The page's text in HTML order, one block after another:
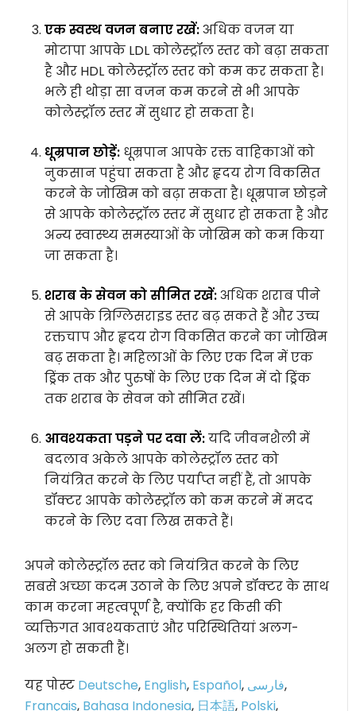
एक स्वस्थ वजन बनाए रखें:अधिक वजन या
मोटापा आपके LDL कोलेस्ट्रॉल स्तर को बढ़ा सकता
है और HDL कोलेस्ट्रॉल स्तर को कम कर सकता है।
भले ही थोड़ा सा वजन कम करने से भी आपके
कोलेस्ट्रॉल स्तर में सुधार हो सकता है।
धूम्रपान छोड़ें: धूम्रपान आपके रक्त वाहिकाओं को
नुकसान पहुंचा सकता है और हृदय रोग विकसित
करने के जोखिम को बढ़ा सकता है। धूम्रपान छोड़ने
से आपके कोलेस्ट्रॉल स्तर में सुधार हो सकता है और
अन्य स्वास्थ्य समस्याओं के जोखिम को कम किया
जा सकता है।
शराब के सेवन को सीमित रखें:अधिक शराब पीने
से आपके त्रिग्लिसराइड स्तर बढ़ सकते हैं और उच्च
रक्तचाप और हृदय रोग विकसित करने का जोखिम
बढ़ सकता है। महिलाओं के लिए एक दिन में एक
ड्रिंक तक और पुरुषों के लिए एक दिन में दो ड्रिंक
तक शराब के सेवन को सीमित रखें।
आवश्यकता पड़ने पर दवा लें:यदि जीवनशैली में
बदलाव अकेले आपके कोलेस्ट्रॉल स्तर को
नियंत्रित करने के लिए पर्याप्त नहीं हैं, तो आपके
डॉक्टर आपके कोलेस्ट्रॉल को कम करने में मदद
करने के लिए दवा लिख सकते हैं।
अपने कोलेस्ट्रॉल स्तर को नियंत्रित करने के लिए
सबसे अच्छा कदम उठाने के लिए अपने डॉक्टर के साथ
काम करना महत्वपूर्ण है, क्योंकि हर किसी की
व्यक्तिगत आवश्यकताएं और परिस्थितियां अलग-
अलग हो सकती हैं।
यह पोस्ट Deutsche, English, Español, فارسی,
Français, Bahasa Indonesia, 日本語, Polski,